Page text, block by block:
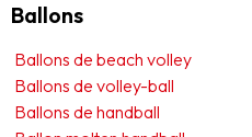
Ballons
Ballons de beach volley
Ballons de volley-ball
Ballons de handball